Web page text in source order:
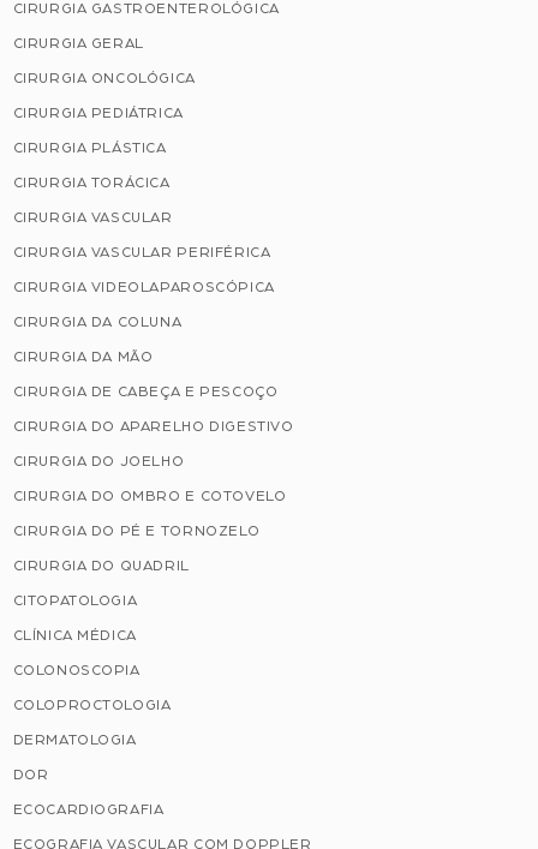
CIRURGIA GASTROENTEROLÓGICA
CIRURGIA GERAL
CIRURGIA ONCOLÓGICA
CIRURGIA PEDIÁTRICA
CIRURGIA PLÁSTICA
CIRURGIA TORÁCICA
CIRURGIA VASCULAR
CIRURGIA VASCULAR PERIFÉRICA
CIRURGIA VIDEOLAPAROSCÓPICA
CIRURGIA DA COLUNA
CIRURGIA DA MÃO
CIRURGIA DE CABEÇA E PESCOÇO
CIRURGIA DO APARELHO DIGESTIVO
CIRURGIA DO JOELHO
CIRURGIA DO OMBRO E COTOVELO
CIRURGIA DO PÉ E TORNOZELO
CIRURGIA DO QUADRIL
CITOPATOLOGIA
CLÍNICA MÉDICA
COLONOSCOPIA
COLOPROCTOLOGIA
DERMATOLOGIA
DOR
ECOCARDIOGRAFIA
ECOGRAFIA VASCULAR COM DOPPLER